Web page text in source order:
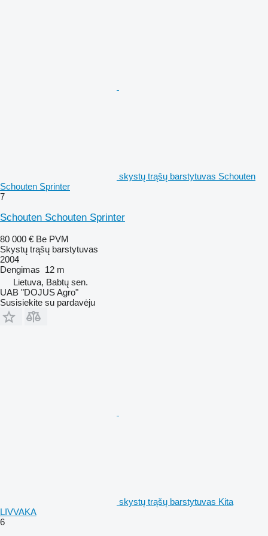
skystų trąšų barstytuvas Schouten
Schouten Sprinter
7
Schouten Schouten Sprinter
80 000 € Be PVM
Skystų trąšų barstytuvas
2004
Dengimas 12 m
Lietuva, Babtų sen.
UAB "DOJUS Agro"
Susisiekite su pardavėju
skystų trąšų barstytuvas Kita
LIVVAKA
6